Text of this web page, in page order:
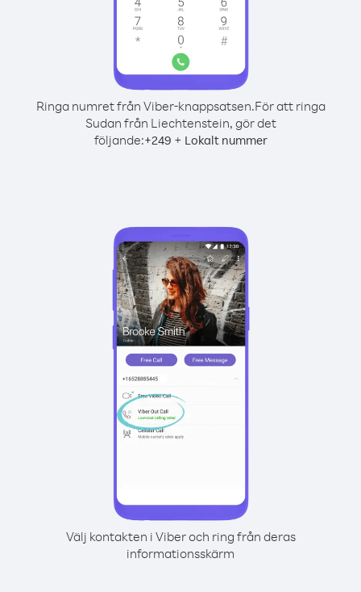
Ringa numret från Viber-knappsatsen.För att ringa
Sudan från Liechtenstein, gör det
följande:+249 + Lokalt nummer
Välj kontakten i Viber och ring från deras
informationsskärm